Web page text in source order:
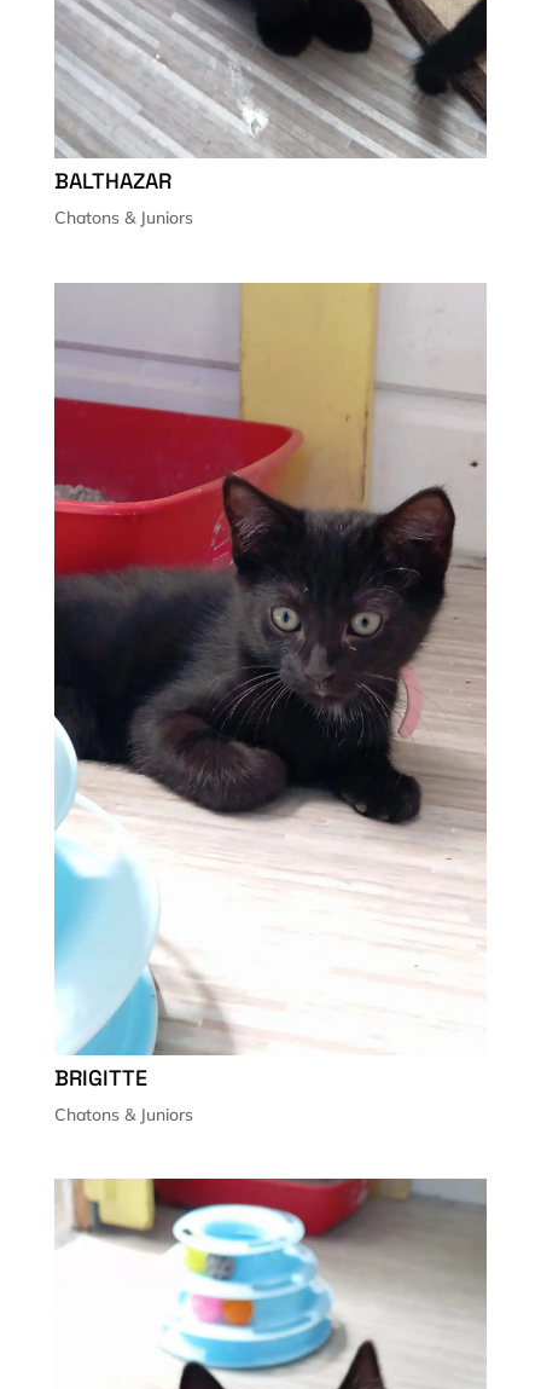
BALTHAZAR
Chatons & Juniors
BRIGITTE
Chatons & Juniors